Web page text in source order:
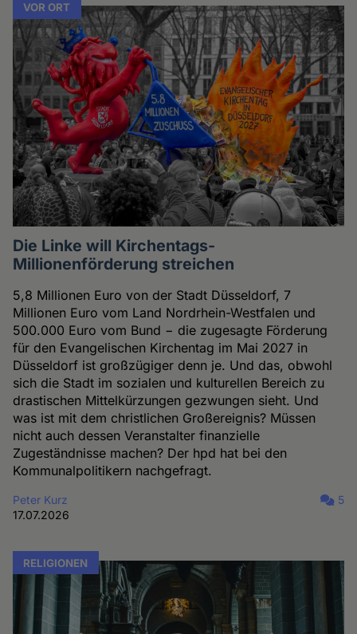
VOR ORT
Die Linke will Kirchentags-
Millionenförderung streichen
5,8 Millionen Euro von der Stadt Düsseldorf, 7
Millionen Euro vom Land Nordrhein-Westfalen und
500.000 Euro vom Bund − die zugesagte Förderung
für den Evangelischen Kirchentag im Mai 2027 in
Düsseldorf ist großzügiger denn je. Und das, obwohl
sich die Stadt im sozialen und kulturellen Bereich zu
drastischen Mittelkürzungen gezwungen sieht. Und
was ist mit dem christlichen Großereignis? Müssen
nicht auch dessen Veranstalter finanzielle
Zugeständnisse machen? Der hpd hat bei den
Kommunalpolitikern nachgefragt.
Peter Kurz
17.07.2026
5
RELIGIONEN